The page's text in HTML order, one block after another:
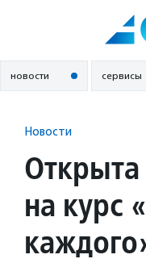
новости сервисы
Новости
Открыта
на курс